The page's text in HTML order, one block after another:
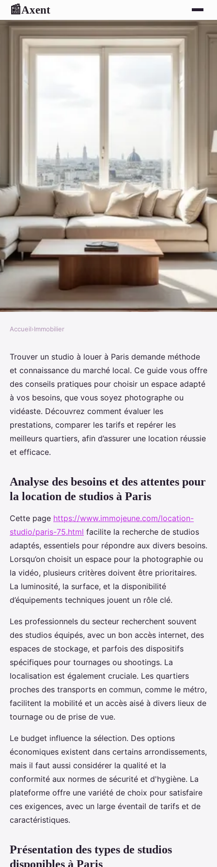
📰Axent
Location studio Paris : guide
pratique pour trouver votre
logement rêvé
Maryam•12 décembre 2025•10 min de lecture
Accueil›Immobilier
Trouver un studio à louer à Paris demande méthode
et connaissance du marché local. Ce guide vous offre
des conseils pratiques pour choisir un espace adapté
à vos besoins, que vous soyez photographe ou
vidéaste. Découvrez comment évaluer les
prestations, comparer les tarifs et repérer les
meilleurs quartiers, afin d’assurer une location réussie
et efficace.
Analyse des besoins et des attentes pour
la location de studios à Paris
Cette page https://www.immojeune.com/location-
studio/paris-75.html facilite la recherche de studios
adaptés, essentiels pour répondre aux divers besoins.
Lorsqu’on choisit un espace pour la photographie ou
la vidéo, plusieurs critères doivent être prioritaires.
La luminosité, la surface, et la disponibilité
d’équipements techniques jouent un rôle clé.
Les professionnels du secteur recherchent souvent
des studios équipés, avec un bon accès internet, des
espaces de stockage, et parfois des dispositifs
spécifiques pour tournages ou shootings. La
localisation est également cruciale. Les quartiers
proches des transports en commun, comme le métro,
facilitent la mobilité et un accès aisé à divers lieux de
tournage ou de prise de vue.
Le budget influence la sélection. Des options
économiques existent dans certains arrondissements,
mais il faut aussi considérer la qualité et la
conformité aux normes de sécurité et d'hygiène. La
plateforme offre une variété de choix pour satisfaire
ces exigences, avec un large éventail de tarifs et de
caractéristiques.
Présentation des types de studios
disponibles à Paris